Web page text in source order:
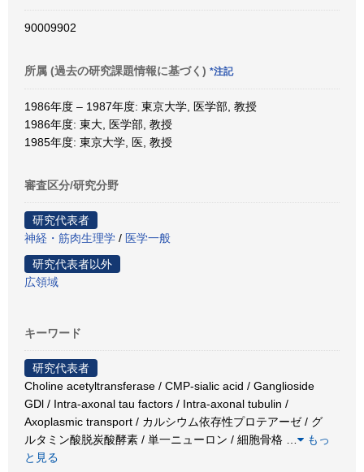
90009902
所属 (過去の研究課題情報に基づく) *注記
1986年度 – 1987年度: 東京大学, 医学部, 教授
1986年度: 東大, 医学部, 教授
1985年度: 東京大学, 医, 教授
審査区分/研究分野
研究代表者
神経・筋肉生理学 / 医学一般
研究代表者以外
広領域
キーワード
研究代表者
Choline acetyltransferase / CMP-sialic acid / Ganglioside
GDl / Intra-axonal tau factors / Intra-axonal tubulin /
Axoplasmic transport / カルシウム依存性プロテアーゼ / グ
ルタミン酸脱炭酸酵素 / 単一ニューロン / 細胞骨格
もっ
と見る